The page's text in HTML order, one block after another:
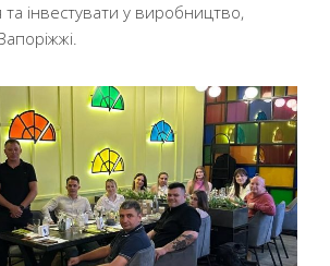
інвестувати у виробництво,